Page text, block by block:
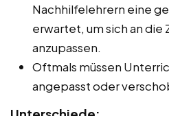
Nachhilfelehrern eine
erwartet, um sich an
anzupassen.
Oftmals müssen
angepasst oder